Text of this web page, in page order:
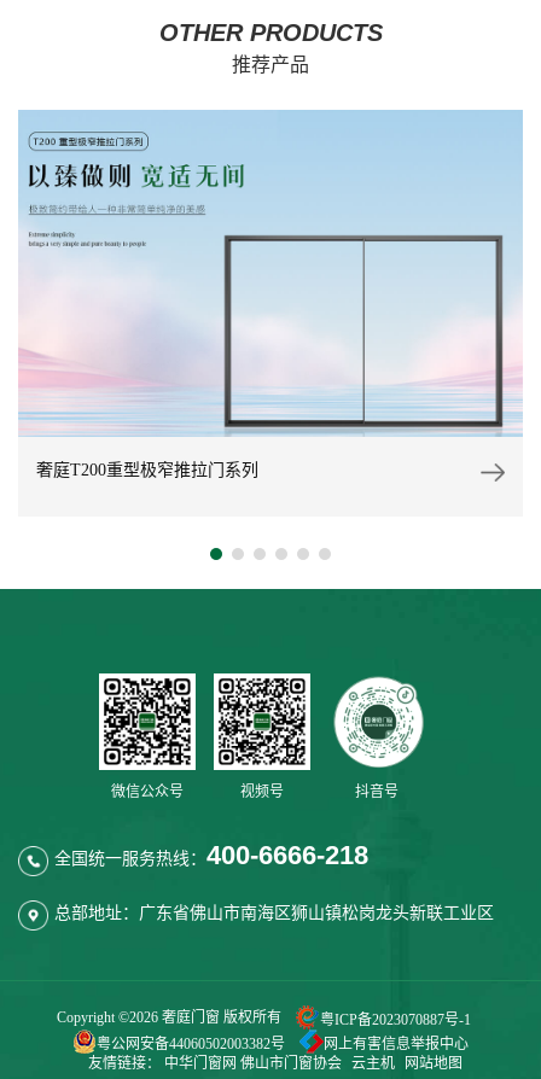
OTHER PRODUCTS
推荐产品
奢庭T200重型极窄推拉门系列
微信公众号 视频号 抖音号
全国统一服务热线： 400-6666-218
总部地址：广东省佛山市南海区狮山镇松岗龙头新联工业区
Copyright ©2026 奢庭门窗 版权所有
粤ICP备2023070887号-1
粤公网安备44060502003382号
网上有害信息举报中心
友情链接： 中华门窗网 佛山市门窗协会 云主机 网站地图